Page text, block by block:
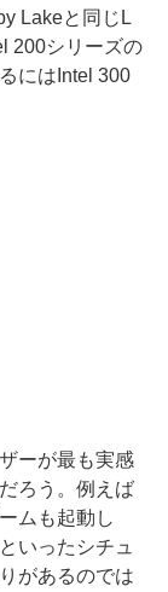
Lakeと同じL
200シリーズの
にはIntel 300
ーが最も実感
ろう。例えば
ムも起動し
いったシチュ
があるのでは